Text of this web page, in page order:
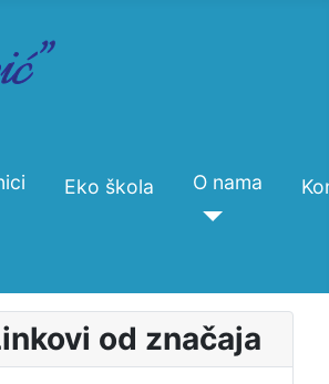
Eko škola O nama
od značaja